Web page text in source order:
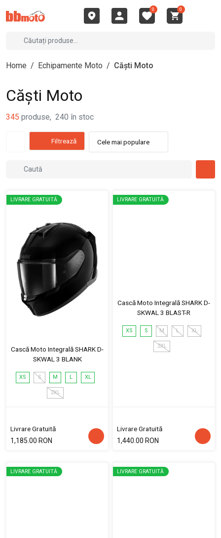
0 0
Home / Echipamente Moto / Căști Moto
Căști Moto
345 produse, 240 în stoc
Filtrează Cele mai populare
LIVRARE GRATUITĂ
Cască Moto Integrală SHARK D-
SKWAL 3 BLANK
XS S M L XL
2XL
Livrare Gratuită
1,185.00 RON
LIVRARE GRATUITĂ
Cască Moto Integrală SHARK D-
SKWAL 3 BLAST-R
XS S M L XL
2XL
Livrare Gratuită
1,440.00 RON
LIVRARE GRATUITĂ LIVRARE GRATUITĂ